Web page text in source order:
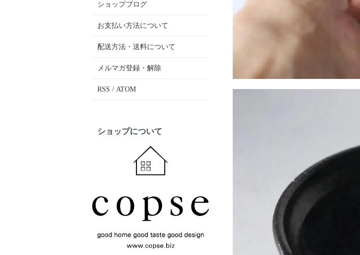
ショップブログ
お支払い方法について
配送方法・送料について
メルマガ登録・解除
RSS / ATOM
ショップについて